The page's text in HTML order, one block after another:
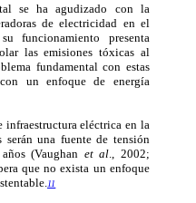
se ha agudizado con la
de electricidad en el
funcionamiento presenta
las emisiones tóxicas al
fundamental con estas
un enfoque de energía
infraestructura eléctrica en la
serán una fuente de tensión
(Vaughan et al ., 2002;
que no exista un enfoque
11